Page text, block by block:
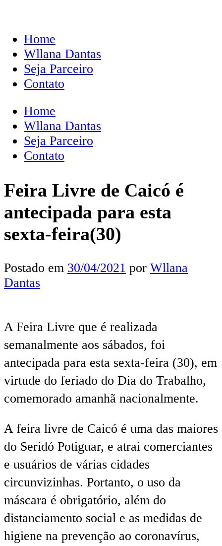
Home
Wllana Dantas
Seja Parceiro
Contato
Home
Wllana Dantas
Seja Parceiro
Contato
Feira Livre de Caicó é
antecipada para esta
sexta-feira(30)
Postado em 30/04/2021 por Wllana
Dantas
A Feira Livre que é realizada
semanalmente aos sábados, foi
antecipada para esta sexta-feira (30), em
virtude do feriado do Dia do Trabalho,
comemorado amanhã nacionalmente.
A feira livre de Caicó é uma das maiores
do Seridó Potiguar, e atrai comerciantes
e usuários de várias cidades
circunvizinhas. Portanto, o uso da
máscara é obrigatório, além do
distanciamento social e as medidas de
higiene na prevenção ao coronavírus,